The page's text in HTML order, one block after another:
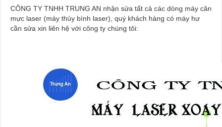
CÔNG TY TNHH TRUNG AN nhận sửa tất cả các dòng máy cân
mực laser (máy thủy bình laser), quý khách hàng có máy hư
cần sửa xin liên hệ với công ty chúng tôi: